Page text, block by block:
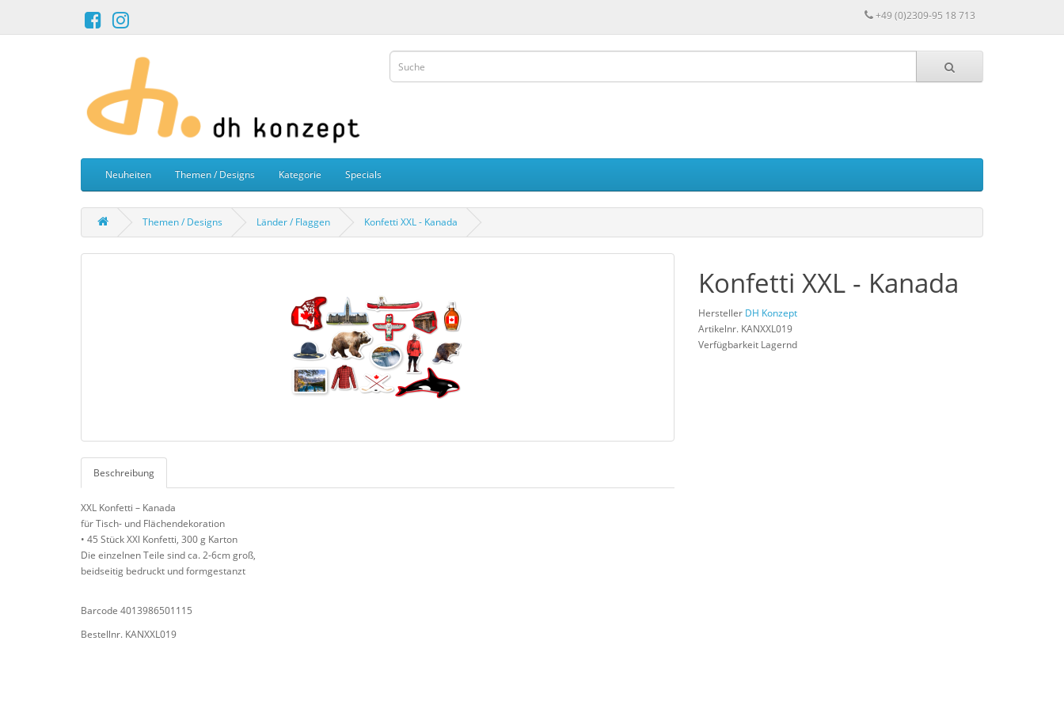
+49 (0)2309-95 18 713
Neuheiten Themen / Designs Kategorie Specials
Themen / Designs Länder / Flaggen Konfetti XXL - Kanada
Beschreibung
XXL Konfetti – Kanada
für Tisch- und Flächendekoration
• 45 Stück XXl Konfetti, 300 g Karton
Die einzelnen Teile sind ca. 2-6cm groß,
beidseitig bedruckt und formgestanzt
Barcode 4013986501115
Bestellnr. KANXXL019
Konfetti XXL - Kanada
Hersteller DH Konzept
Artikelnr. KANXXL019
Verfügbarkeit Lagernd